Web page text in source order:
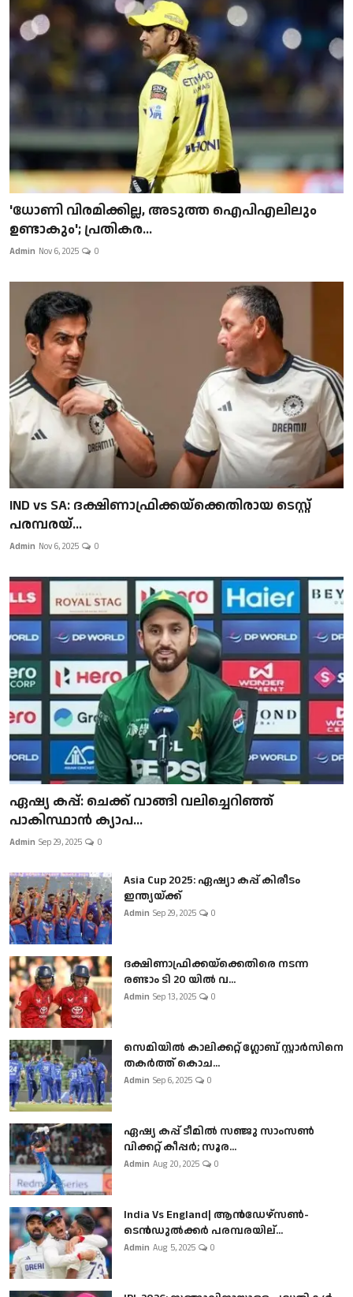
'ധോണി വിരമിക്കില്ല, അടുത്ത ഐപിഎലിലും
ഉണ്ടാകും'; പ്രതികര...
Admin Nov 6, 2025 0
IND vs SA: ദക്ഷിണാഫ്രിക്കയ്‌ക്കെതിരായ ടെസ്റ്റ്
പരമ്പരയ്...
Admin Nov 6, 2025 0
ഏഷ്യ കപ്പ്: ചെക്ക് വാങ്ങി വലിച്ചെറിഞ്ഞ്
പാകിസ്ഥാൻ ക്യാപ...
Admin Sep 29, 2025 0
Asia Cup 2025: ഏഷ്യാ കപ്പ് കിരീടം
ഇന്ത്യയ്ക്ക്
Admin Sep 29, 2025 0
ദക്ഷിണാഫ്രിക്കയ്‌ക്കെതിരെ നടന്ന
രണ്ടാം ടി 20 യിൽ വ...
Admin Sep 13, 2025 0
സെമിയിൽ കാലിക്കറ്റ് ഗ്ലോബ് സ്റ്റാർസിനെ
തകർത്ത് കൊച...
Admin Sep 6, 2025 0
ഏഷ്യ കപ്പ് ടീമിൽ സഞ്ജു സാംസൺ
വിക്കറ്റ് കീപ്പർ; സൂര...
Admin Aug 20, 2025 0
India Vs England| ആൻഡേഴ്സൺ-
ടെൻഡുല്‍ക്കർ പരമ്പരയില്...
Admin Aug 5, 2025 0